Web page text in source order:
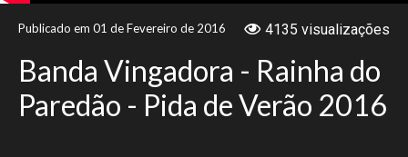
VÍDEOS
PROMOÇÕES
Publicado em 01 de Fevereiro de 2016 4135 visualizações
Banda Vingadora - Rainha do
Paredão - Pida de Verão 2016